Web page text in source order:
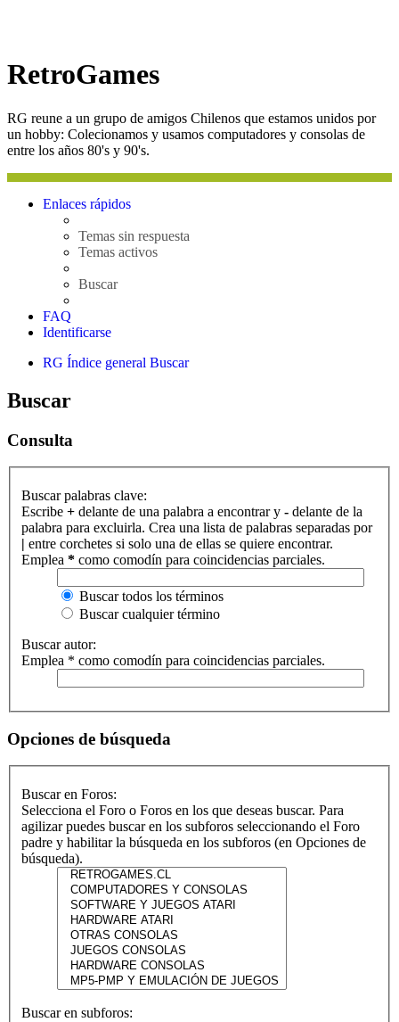
RetroGames
RG reune a un grupo de amigos Chilenos que estamos unidos por
un hobby: Colecionamos y usamos computadores y consolas de
entre los años 80's y 90's.
Enlaces rápidos
Temas sin respuesta
Temas activos
Buscar
FAQ
Identificarse
RG Índice general Buscar
Buscar
Consulta
Buscar palabras clave:
Escribe + delante de una palabra a encontrar y - delante de la
palabra para excluirla. Crea una lista de palabras separadas por
| entre corchetes si solo una de ellas se quiere encontrar.
Emplea * como comodín para coincidencias parciales.
Buscar todos los términos
Buscar cualquier término
Buscar autor:
Emplea * como comodín para coincidencias parciales.
Opciones de búsqueda
Buscar en Foros:
Selecciona el Foro o Foros en los que deseas buscar. Para
agilizar puedes buscar en los subforos seleccionando el Foro
padre y habilitar la búsqueda en los subforos (en Opciones de
búsqueda).
Buscar en subforos: